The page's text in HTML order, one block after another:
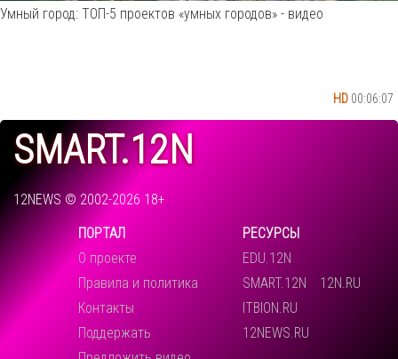
HD 00:06:07
Умный город: ТОП-5 проектов «умных городов» - видео
SMART.12N
12NEWS © 2002-2026 18+
ПОРТАЛ
О проекте
Правила и политика
Контакты
Поддержать
РЕСУРСЫ
EDU.12N
SMART.12N
12N.RU
ITBION.RU
12NEWS.RU